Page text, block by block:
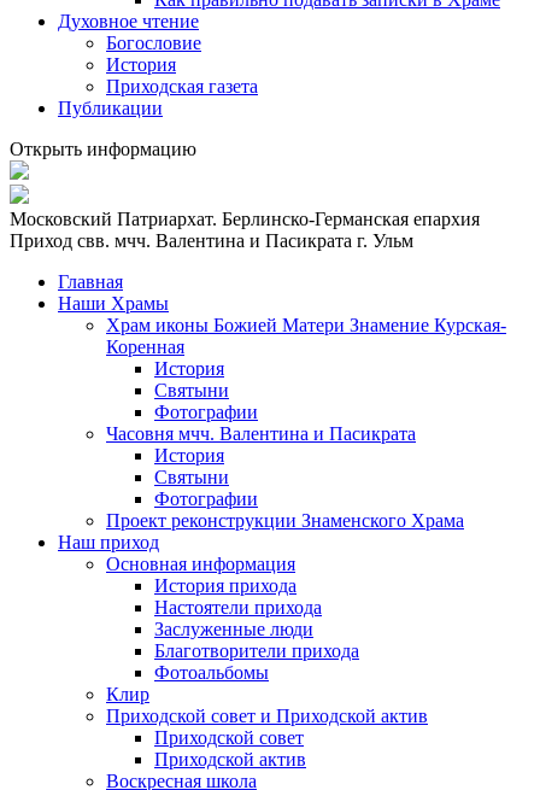
Духовное чтение
Богословие
История
Приходская газета
Публикации
Открыть информацию
Московский Патриархат. Берлинско-Германская епархия
Приход свв. мчч. Валентина и Пасикрата г. Ульм
Главная
Наши Храмы
Храм иконы Божией Матери Знамение Курская-
Коренная
История
Святыни
Фотографии
Часовня мчч. Валентина и Пасикрата
История
Святыни
Фотографии
Проект реконструкции Знаменского Храма
Наш приход
Основная информация
История прихода
Настоятели прихода
Заслуженные люди
Благотворители прихода
Фотоальбомы
Клир
Приходской совет и Приходской актив
Приходской совет
Приходской актив
Воскресная школа